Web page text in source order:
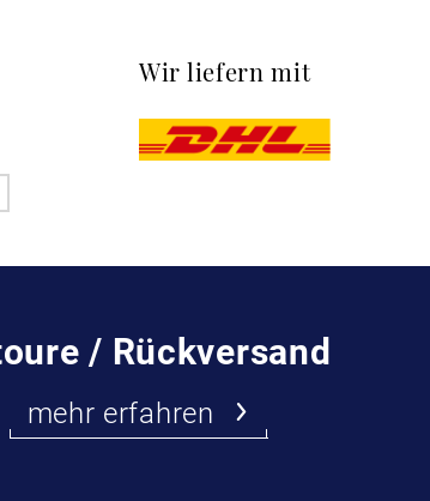
/ Rückversand
mehr erfahren
Wir liefern mit